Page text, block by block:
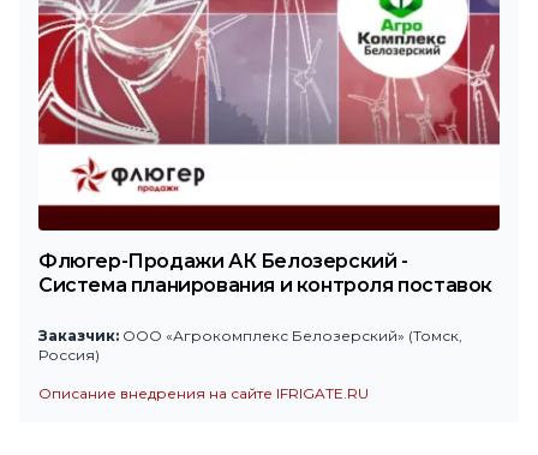
Флюгер-Продажи АК Белозерский -
Система планирования и контроля поставок
Заказчик: ООО «Агрокомплекс Белозерский» (Томск,
Россия)
Описание внедрения на сайте IFRIGATE.RU